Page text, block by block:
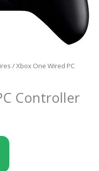
/ Xbox One Wired PC
Controller